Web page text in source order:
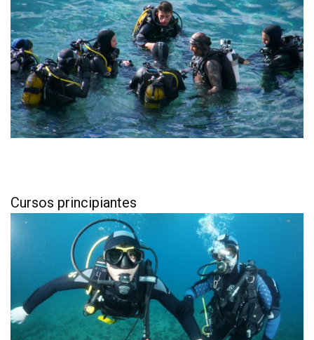
Cursos principiantes